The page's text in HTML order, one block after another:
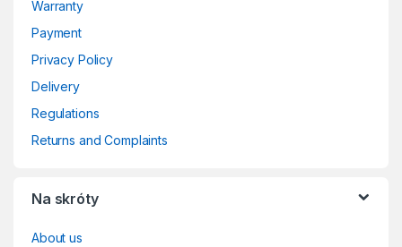
Warranty
Payment
Privacy Policy
Delivery
Regulations
Returns and Complaints
Na skróty
About us